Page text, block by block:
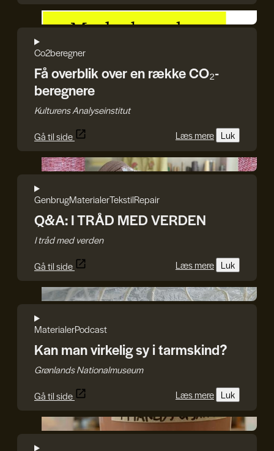
Kulturens Analyseinstitut
Co2beregner
Få overblik over en række CO₂-
beregnere
Kulturens Analyseinstitut
Gå til side
Læs mere Luk
I TRÅD MED VERDEN
GenbrugMaterialerTekstilRepair
Q&A: I TRÅD MED VERDEN
I tråd med verden
Gå til side
Læs mere Luk
Julie Bach/Soffi Chanchira Larsen
MaterialerPodcast
Kan man virkelig sy i tarmskind?
Grønlands Nationalmuseum
Gå til side
Læs mere Luk